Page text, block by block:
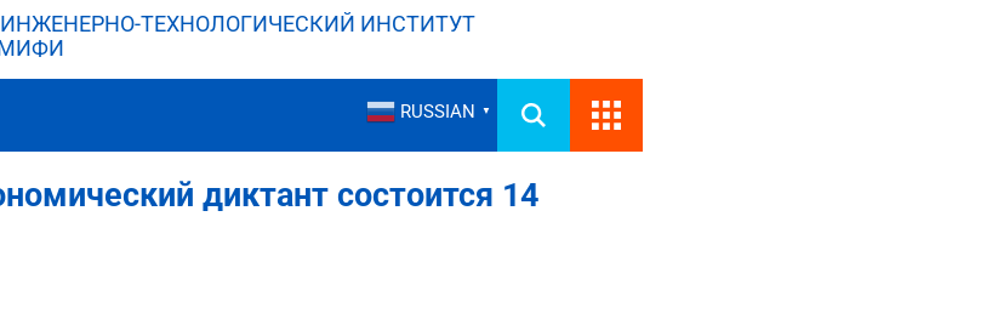
ТЕХНОЛОГИЧЕСКИЙ ИНСТИТУТ
RUSSIAN ▼
диктант состоится 14